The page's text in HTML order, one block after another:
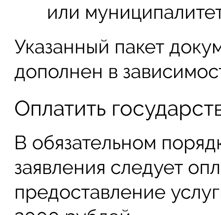
или
Указанный пакет
дополнен в
Оплатить
В обязательном
заявления следует
предоставление